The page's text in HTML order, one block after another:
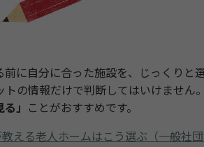
に自分に合った施設を、じっくりと
トの情報だけで判断してはいけません
」
ことがおすすめです。
教える老人ホームはこう選ぶ（一般社